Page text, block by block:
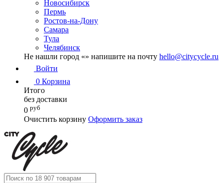
Новосибирск
Пермь
Ростов-на-Дону
Самара
Тула
Челябинск
Не нашли город «» напишите на почту hello@citycycle.ru
Войти
0 Корзина
Итого
без доставки
0 руб
Очистить корзину Оформить заказ